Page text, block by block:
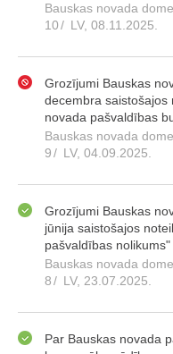
Bauskas novada
10/ LV, 08.11.2025.
Grozījumi Bauskas
decembra saistošajos
novada pašvaldības
Bauskas novada
9/ LV, 04.09.2025.
Grozījumi Bauskas
jūnija saistošajos
pašvaldības nolikums"
Bauskas novada
8/ LV, 23.07.2025.
Par Bauskas novada